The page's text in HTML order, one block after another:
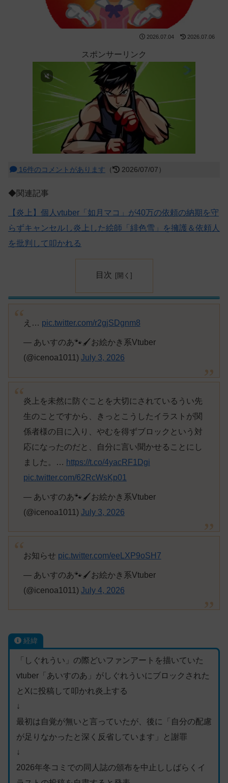
2026.07.04 2026.07.06
スポンサーリンク
16件のコメントがあります （ 2026/07/07）
◆関連記事
【炎上】個人vtuber「如月マコ」が40万の依頼の納期を守
らずキャンセルし炎上した絵師「緋色雪」を擁護＆依頼人
を批判して叩かれる
目次
え… pic.twitter.com/r2gjSDgnm8
— あいすのあ🐾🖌️お絵かき系Vtuber
(@icenoa1011) July 3, 2026
炎上を未然に防ぐことを大切にされているうい先
生のことですから、きっとこうしたイラストが関
係者様の目に入り、やむを得ずブロックという対
応になったのだと、自分に言い聞かせることにし
ました。… https://t.co/4yacRF1Dgi
pic.twitter.com/62RcWsKp01
— あいすのあ🐾🖌️お絵かき系Vtuber
(@icenoa1011) July 3, 2026
お知らせ pic.twitter.com/eeLXP9oSH7
— あいすのあ🐾🖌️お絵かき系Vtuber
(@icenoa1011) July 4, 2026
経緯
「しぐれうい」の際どいファンアートを描いていた
vtuber「あいすのあ」がしぐれういにブロックされた
とXに投稿して叩かれ炎上する
↓
最初は自覚が無いと言っていたが、後に「自分の配慮
が足りなかったと深く反省しています」と謝罪
↓
2026年冬コミでの同人誌の頒布を中止ししばらくイ